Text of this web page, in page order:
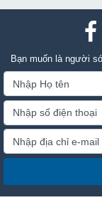
Bạn muốn là người